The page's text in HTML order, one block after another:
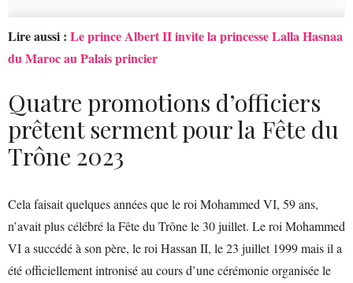
Lire aussi : Le prince Albert II invite la princesse Lalla Hasnaa
du Maroc au Palais princier
Quatre promotions d’officiers
prêtent serment pour la Fête du
Trône 2023
Cela faisait quelques années que le roi Mohammed VI, 59 ans,
n’avait plus célébré la Fête du Trône le 30 juillet. Le roi Mohammed
VI a succédé à son père, le roi Hassan II, le 23 juillet 1999 mais il a
été officiellement intronisé au cours d’une cérémonie organisée le